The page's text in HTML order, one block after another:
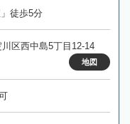
徒歩5分
川区西中島5丁目12-14
地図